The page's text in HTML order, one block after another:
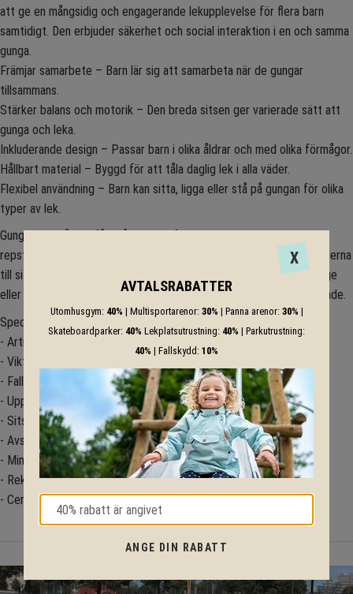
att ge en mångsidig och engagerande lekupplevelse för flera barn
samtidigt. Den erbjuder säkerhet och social interaktion i en och samma
gunga.
Främjar samarbete – Barn lär sig att samarbeta när de gungar
tillsammans.
Stärker balans och motorik – Den breda sitsen ger varierade sätt att
gunga och leka.
Inkluderande design – Passar barn i olika åldrar och med olika förmågor.
Hållbart material – Byggd för att tåla daglig lek i alla väder.
Flexibel användning – Barn kan sitta, ligga eller stå på gungan för olika
typer av lek.
Gungsitsen går att få i många olika färger och kombinationer –
repstoppningen kan fås i blå, grön, röd, beige och svart. Plastlamellerna
till sittdelen går att få i neongrön, mörkgrön, blå, gul, röd, rosa, beige
eller svart. Färgerna går att få som enfärgat eller 2 olika kombinerade.
Specifikation
- Artikelnummer: 4650
- Vikt (kg): 40
- Fallhöjd (mm): 1450
- Upphängningshöjd (universal): 1,85 – 2,58 m
- Sitsdiameter ø: ca 1,20 m
- Avstånd mellan upphängningspunkter: 1,90 m
- Minimiavstånd till ställning: 0,70 m
- Rek. max belastning (kg): ca 270
- Certifiering: EN 1176 Lekredskap
X
AVTALSRABATTER
Utomhusgym: 40% | Multisportarenor: 30% | Panna arenor: 30% |
Skateboardparker: 40% Lekplatsutrustning: 40% | Parkutrustning:
40% | Fallskydd: 10%
ANGE DIN RABATT